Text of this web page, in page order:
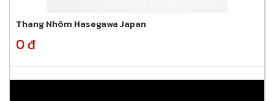
Thang Nhôm Hasegawa Japan
0 đ